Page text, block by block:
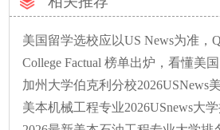
加州大学伯克利分校2026USNews
美本机械工程专业2026USnews大